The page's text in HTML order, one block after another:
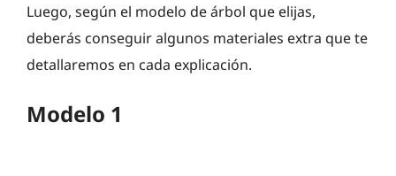
Luego, según el modelo de árbol que elijas,
deberás conseguir algunos materiales extra que te
detallaremos en cada explicación.
Modelo 1